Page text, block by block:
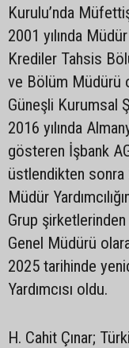
Kurulu’nda
2001 yılında
Krediler Tahsis
ve Bölüm Müdürü
Güneşli Kurumsal
2016 yılında
gösteren İşbank
üstlendikten sonra
Müdür
Grup şirketlerinden
Genel Müdürü
2025 tarihinde
Yardımcısı oldu.
H. Cahit Çınar;